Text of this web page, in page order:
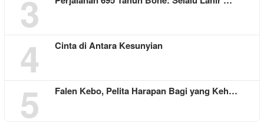
3
4 Cinta di Antara Kesunyian
5 Falen Kebo, Pelita Harapan Bagi yang Keh…